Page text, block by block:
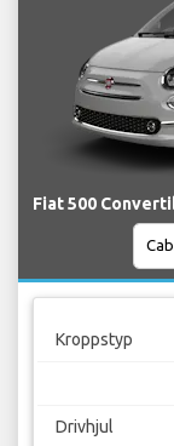
Fiat 500
Kroppstyp
Drivhjul